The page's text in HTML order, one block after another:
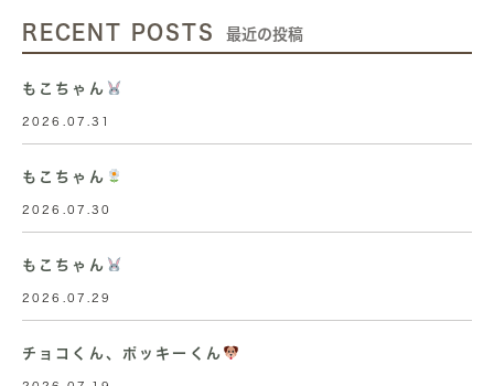
RECENT POSTS 最近の投稿
もこちゃん
2026.07.31
もこちゃん
2026.07.30
もこちゃん
2026.07.29
チョコくん、ポッキーくん